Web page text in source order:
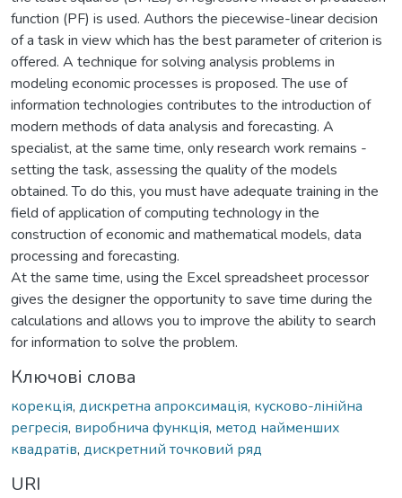
function (PF) is used. Authors the piecewise-linear decision
of a task in view which has the best parameter of criterion is
offered. A technique for solving analysis problems in
modeling economic processes is proposed. The use of
information technologies contributes to the introduction of
modern methods of data analysis and forecasting. A
specialist, at the same time, only research work remains -
setting the task, assessing the quality of the models
obtained. To do this, you must have adequate training in the
field of application of computing technology in the
construction of economic and mathematical models, data
processing and forecasting.
At the same time, using the Excel spreadsheet processor
gives the designer the opportunity to save time during the
calculations and allows you to improve the ability to search
for information to solve the problem.
Ключові слова
корекція, дискретна апроксимація, кусково-лінійна
регресія, виробнича функція, метод найменших
квадратів, дискретний точковий ряд
URI